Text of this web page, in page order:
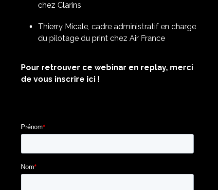
chez Clarins
Thierry Micale, cadre administratif en charge
du pilotage du print chez Air France
Pour retrouver ce webinar en replay, merci
de vous inscrire ici !